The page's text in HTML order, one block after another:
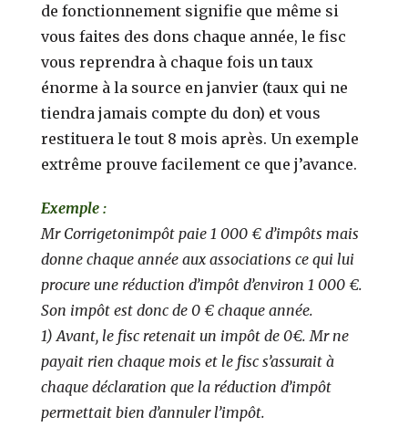
de fonctionnement signifie que même si
vous faites des dons chaque année, le fisc
vous reprendra à chaque fois un taux
énorme à la source en janvier (taux qui ne
tiendra jamais compte du don) et vous
restituera le tout 8 mois après. Un exemple
extrême prouve facilement ce que j’avance.
Exemple :
Mr Corrigetonimpôt paie 1 000 € d’impôts mais
donne chaque année aux associations ce qui lui
procure une réduction d’impôt d’environ 1 000 €.
Son impôt est donc de 0 € chaque année.
1) Avant, le fisc retenait un impôt de 0€. Mr ne
payait rien chaque mois et le fisc s’assurait à
chaque déclaration que la réduction d’impôt
permettait bien d’annuler l’impôt.